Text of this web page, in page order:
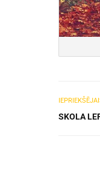
SKOLA